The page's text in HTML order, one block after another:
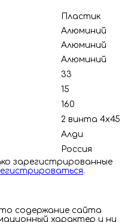
Пластик
Алюминий
Алюминий
Алюминий
33
15
160
2 винта 4х45
Алди
зарегистрированные
.
содержание сайта
характер и ни